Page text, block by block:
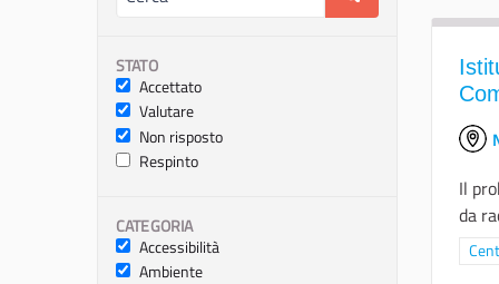
STATO
Accettato
Valutare
Non risposto
Respinto
CATEGORIA
Accessibilità
Ambiente
Il
da